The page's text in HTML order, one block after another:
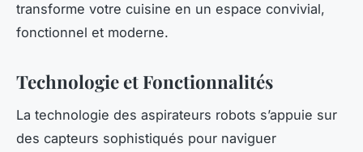
transforme votre cuisine en un espace convivial,
fonctionnel et moderne.
Technologie et Fonctionnalités
La technologie des aspirateurs robots s’appuie sur
des capteurs sophistiqués pour naviguer